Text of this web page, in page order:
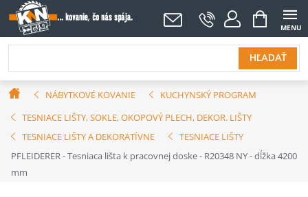
Prejsť
na
obsah
HĽADAŤ
NÁKUPNÝ
KOŠÍK
DomovNÁBYTKOVÉ KOVANIE
KUCHYNSKÝ PROGRAM
TESNIACE LIŠTY, SOKLE, OKOPOVÝ PLECH, DEKOR. LIŠTY
TESNIACE LIŠTY A DEKORATÍVNE
TESNIACE LIŠTY
PFLEIDERER - Tesniaca lišta k pracovnej doske - R20348 NY - dĺžka 4200
mm